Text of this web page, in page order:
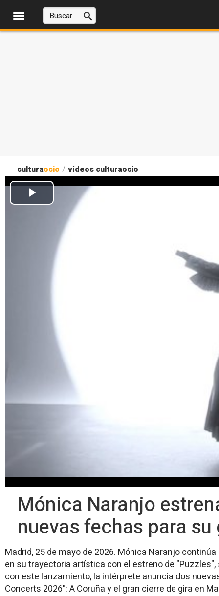
culturaocio / vídeos culturaocio
Mónica Naranjo
nuevas fechas para su
Madrid, 25 de mayo de 2026. Mónica Naranjo
en su trayectoria artística con el estreno de
con este lanzamiento, la intérprete anuncia dos
Concerts 2026": A Coruña y el gran cierre de gira en